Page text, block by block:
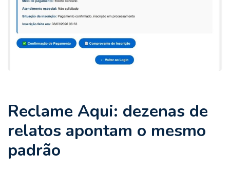
Reclame Aqui: dezenas de
relatos apontam o mesmo
padrão